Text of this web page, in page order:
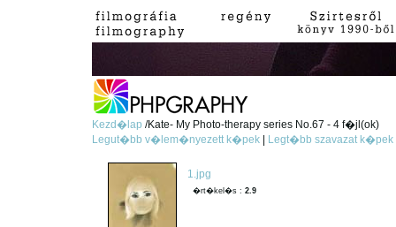
Kezd�lap/Kate- My Photo-therapy series No.67 - 4 f�jl(ok)
Legut�bb v�lem�nyezett k�pek
Legt�bb szavazat k�pek
1.jpg
�rt�kel�s :2.9